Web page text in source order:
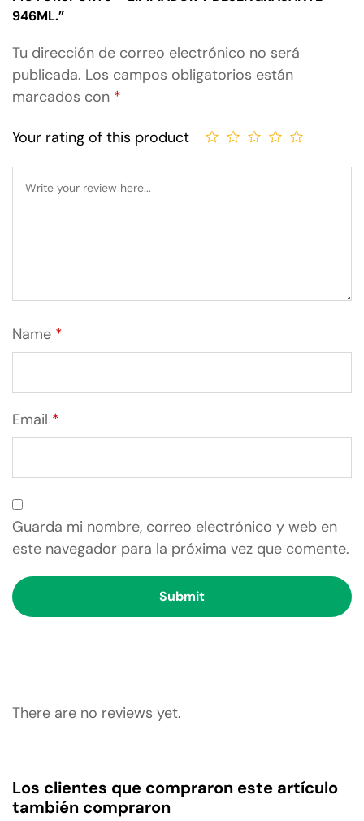
946ML.”
Tu dirección de correo electrónico no será
publicada. Los campos obligatorios están
marcados con *
Your rating of this product
Name *
Email *
Guarda mi nombre, correo electrónico y web en
este navegador para la próxima vez que comente.
There are no reviews yet.
Los clientes que compraron este artículo
también compraron